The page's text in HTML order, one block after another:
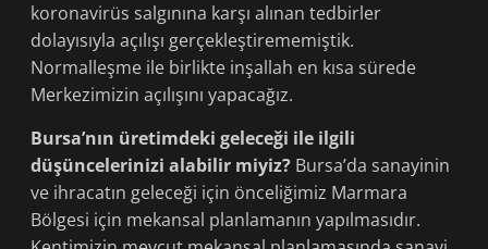
koronavirüs salgınına karşı alınan tedbirler
dolayısıyla açılışı gerçekleştirememiştik.
Normalleşme ile birlikte inşallah en kısa sürede
Merkezimizin açılışını yapacağız.
Bursa’nın üretimdeki geleceği ile ilgili
düşüncelerinizi alabilir miyiz? Bursa’da sanayinin
ve ihracatın geleceği için önceliğimiz Marmara
Bölgesi için mekansal planlamanın yapılmasıdır.